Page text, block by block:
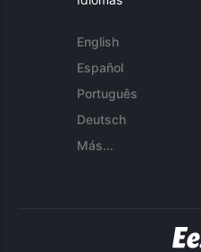
English
Español
Português
Deutsch
Más...